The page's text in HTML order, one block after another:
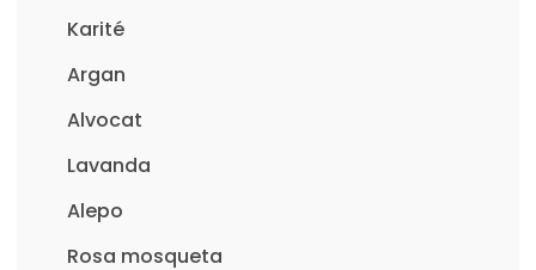
Karité
Argan
Alvocat
Lavanda
Alepo
Rosa mosqueta